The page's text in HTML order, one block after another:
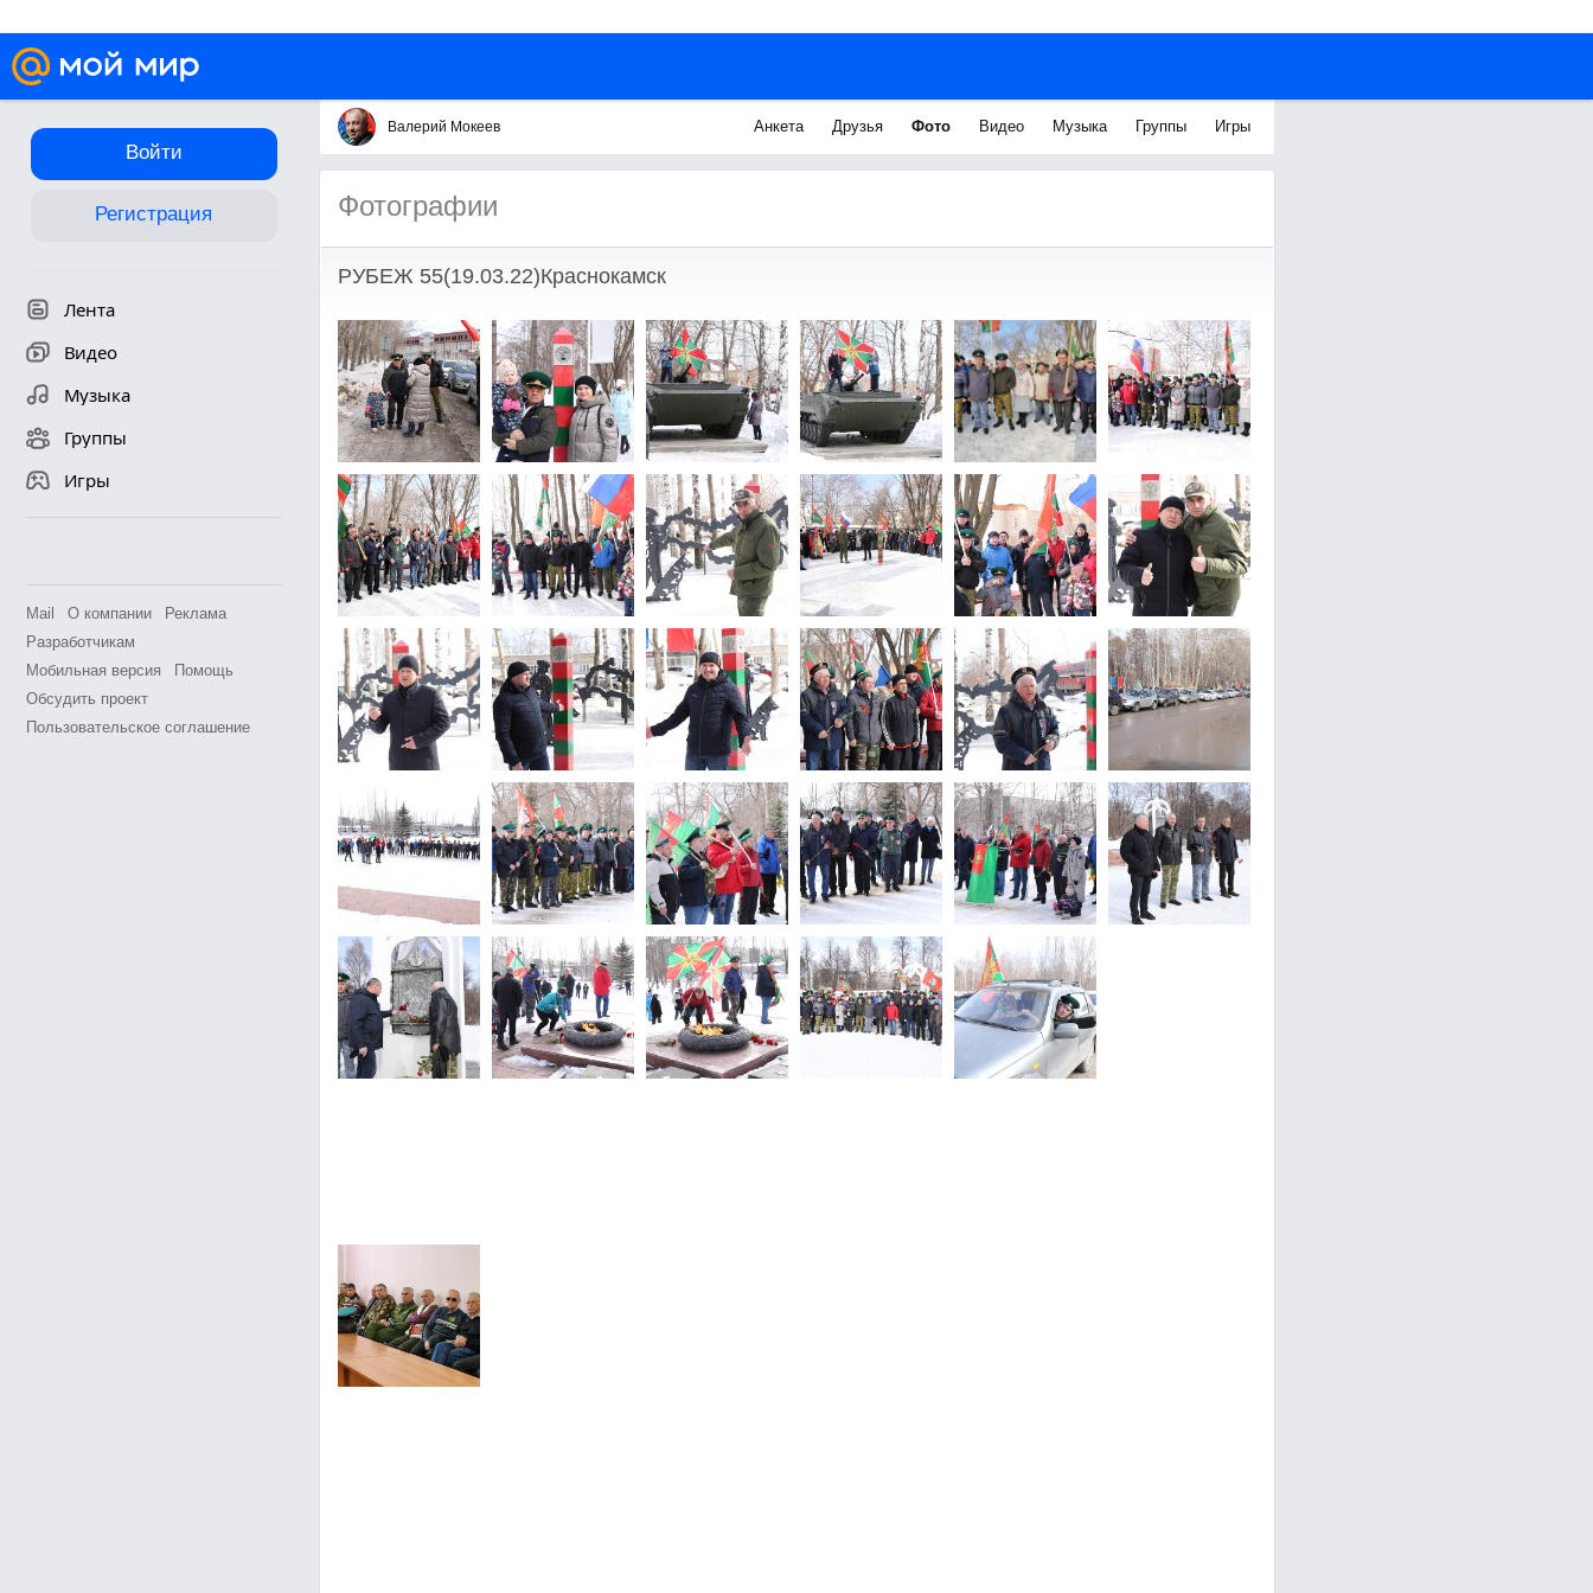
Войти
Регистрация
Лента
Видео
Музыка
Группы
Игры
Mail О компании
Реклама
Разработчикам
Мобильная версия
Помощь
Обсудить проект
Пользовательское соглашение
Валерий Мокеев Анкета Друзья Фото Видео Музыка Группы Игры
Фотографии
РУБЕЖ 55(19.03.22)Краснокамск